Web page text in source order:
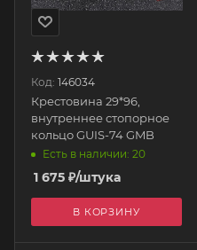
Код: 146034
Крестовина 29*96,
внутреннее стопорное
кольцо GUIS-74 GMB
Есть в наличии: 20
1 675 ₽/штука
В КОРЗИНУ